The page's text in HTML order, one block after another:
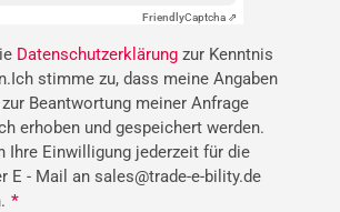
FriendlyCaptcha ⇗
Datenschutzerklärung zur Kenntnis
stimme zu, dass meine Angaben
Beantwortung meiner Anfrage
erhoben und gespeichert werden.
Ihre Einwilligung jederzeit für die
E - Mail an sales@trade-e-bility.de
*